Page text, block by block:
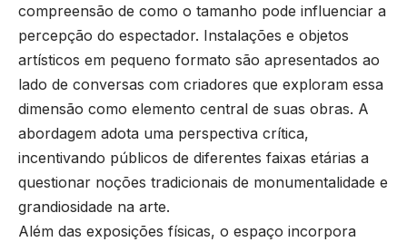
compreensão de como o tamanho pode influenciar a
percepção do espectador. Instalações e objetos
artísticos em pequeno formato são apresentados ao
lado de conversas com criadores que exploram essa
dimensão como elemento central de suas obras. A
abordagem adota uma perspectiva crítica,
incentivando públicos de diferentes faixas etárias a
questionar noções tradicionais de monumentalidade e
grandiosidade na arte.
Além das exposições físicas, o espaço incorpora